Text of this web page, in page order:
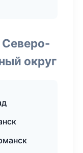
Северо-
округ